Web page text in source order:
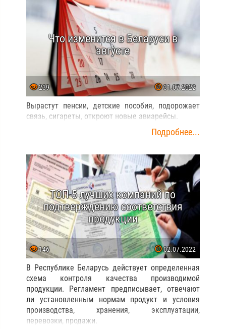
Что изменится в Беларуси в
августе
239 31.07.2022
Вырастут пенсии, детские пособия, подорожает
связь, сигареты, откроют новые авиарейсы.
Подробнее...
ТОП-5 лучших компаний по
подтверждению соответствия
продукции
146 02.07.2022
В Республике Беларусь действует определенная
схема контроля качества производимой
продукции. Регламент предписывает, отвечают
ли установленным нормам продукт и условия
производства, хранения, эксплуатации,
перевозки, продажи.